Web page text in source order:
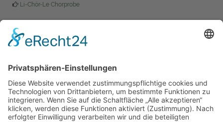
Li-Chör-Le Chorprobe
07. Sep.. 2026
19:30 Uhr- 21:00 Uhr
14. Sep.. 2026
19:30 Uhr-21:00 Uhr
Li-Chör-Le Chorprobe